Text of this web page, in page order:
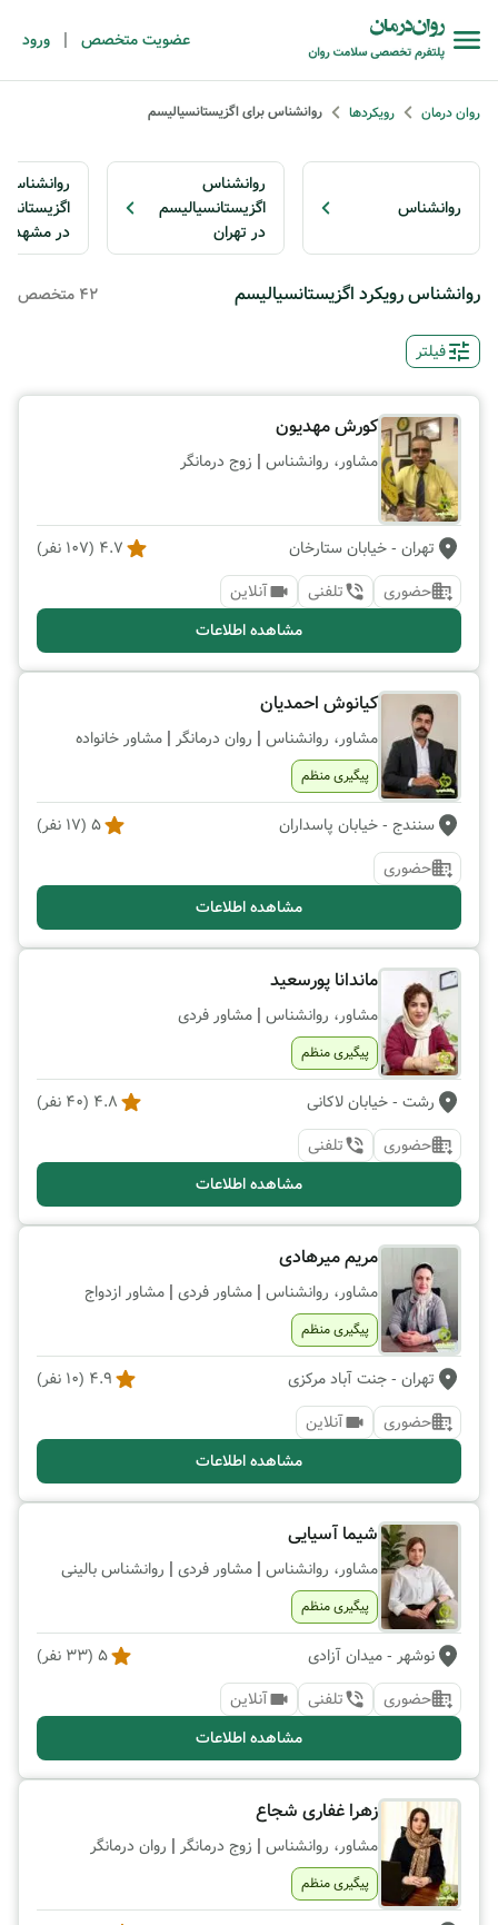
عضویت متخصص | ورود
روان درمان رویکردها روانشناس برای اگزیستانسیالیسم
روانشناس
روانشناس
اگزیستانسیالیسم
در تهران
روانشناس
در مشهد
روانشناس رویکرد اگزیستانسیالیسم 42 متخصص
فیلتر
کورش مهدیون
مشاور، روانشناس | زوج درمانگر
تهران - خیابان ستارخان 4.7
(
107 نفر)
حضوری
تلفنی
آنلاین
مشاهده اطلاعات
کیانوش احمدیان
مشاور، روانشناس | روان درمانگر | مشاور خانواده
پیگیری منظم
سنندج - خیابان پاسداران 5
(
17 نفر)
حضوری
مشاهده اطلاعات
ماندانا پورسعید
مشاور، روانشناس | مشاور فردی
پیگیری منظم
رشت - خیابان لاکانی 4.8
(
40 نفر)
حضوری
تلفنی
مشاهده اطلاعات
مریم میرهادی
مشاور، روانشناس | مشاور فردی | مشاور ازدواج
پیگیری منظم
تهران - جنت آباد مرکزی 4.9
(
10 نفر)
حضوری
آنلاین
مشاهده اطلاعات
شیما آسیایی
مشاور، روانشناس | مشاور فردی | روانشناس بالینی
پیگیری منظم
نوشهر - میدان آزادی 5
(
33 نفر)
حضوری
تلفنی
آنلاین
مشاهده اطلاعات
زهرا غفاری شجاع
مشاور، روانشناس | زوج درمانگر | روان درمانگر
پیگیری منظم